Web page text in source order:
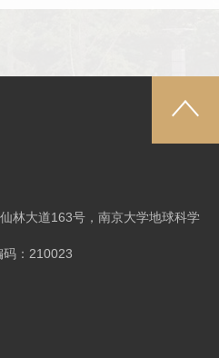
林大道163号，南京大学地球科学
码：210023